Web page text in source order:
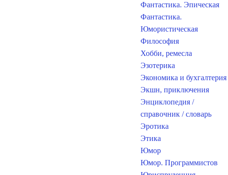
Фантастика. Эпическая
Фантастика.
Юмористическая
Философия
Хобби, ремесла
Эзотерика
Экономика и бухгалтерия
Экшн, приключения
Энциклопедия /
справочник / словарь
Эротика
Этика
Юмор
Юмор. Программистов